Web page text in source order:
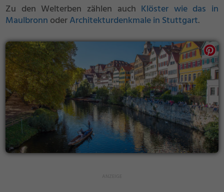
Zu den Welterben zählen auch Klöster wie das in
Maulbronn oderArchitekturdenkmale in Stuttgart.